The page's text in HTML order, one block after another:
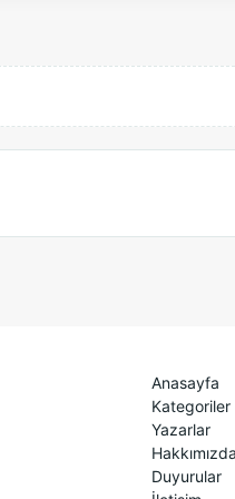
Anasayfa
Kategoriler
Yazarlar
Hakkımızda
Duyurular